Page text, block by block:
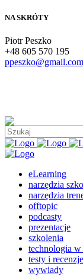
NA SKRÓTY
Piotr Peszko
+48 605 570 195
ppeszko@gmail.com
eLearning
narzędzia
narzędzia
offtopic
podcasty
prezentacje
szkolenia
technologia w
testy i recenzje
wywiady